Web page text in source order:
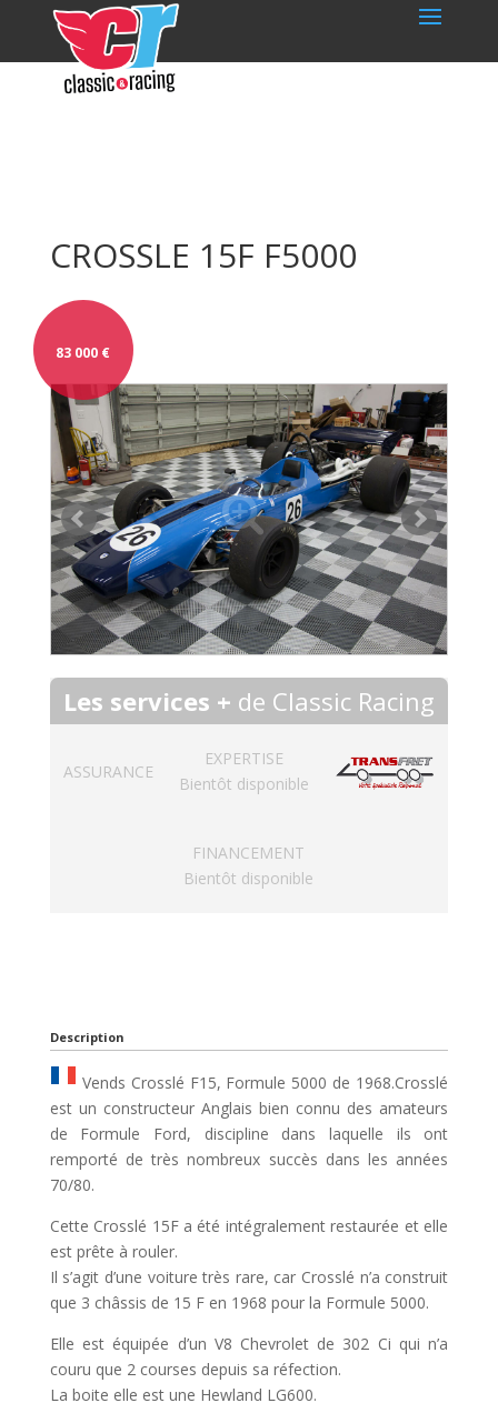
CROSSLE 15F F5000
83 000 €
Les services + de Classic Racing
ASSURANCE
EXPERTISE
Bientôt disponible
FINANCEMENT
Bientôt disponible
Description
Vends Crosslé F15, Formule 5000 de 1968.Crosslé
est un constructeur Anglais bien connu des amateurs
de Formule Ford, discipline dans laquelle ils ont
remporté de très nombreux succès dans les années
70/80.
Cette Crosslé 15F a été intégralement restaurée et elle
est prête à rouler.
Il s’agit d’une voiture très rare, car Crosslé n’a construit
que 3 châssis de 15 F en 1968 pour la Formule 5000.
Elle est équipée d’un V8 Chevrolet de 302 Ci qui n’a
couru que 2 courses depuis sa réfection.
La boite elle est une Hewland LG600.